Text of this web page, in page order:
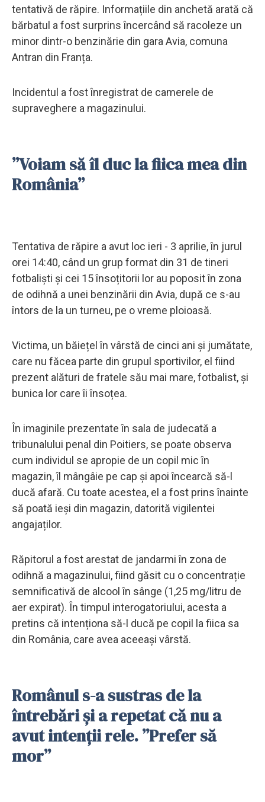
tentativă de răpire. Informațiile din anchetă arată că
bărbatul a fost surprins încercând să racoleze un
minor dintr-o benzinărie din gara Avia, comuna
Antran din Franța.
Incidentul a fost înregistrat de camerele de
supraveghere a magazinului.
”Voiam să îl duc la fiica mea din
România”
Tentativa de răpire a avut loc ieri - 3 aprilie, în jurul
orei 14:40, când un grup format din 31 de tineri
fotbaliști și cei 15 însoțitorii lor au poposit în zona
de odihnă a unei benzinării din Avia, după ce s-au
întors de la un turneu, pe o vreme ploioasă.
Victima, un băiețel în vârstă de cinci ani și jumătate,
care nu făcea parte din grupul sportivilor, el fiind
prezent alături de fratele său mai mare, fotbalist, și
bunica lor care îi însoțea.
În imaginile prezentate în sala de judecată a
tribunalului penal din Poitiers, se poate observa
cum individul se apropie de un copil mic în
magazin, îl mângâie pe cap și apoi încearcă să-l
ducă afară. Cu toate acestea, el a fost prins înainte
să poată ieși din magazin, datorită vigilentei
angajaților.
Răpitorul a fost arestat de jandarmi în zona de
odihnă a magazinului, fiind găsit cu o concentrație
semnificativă de alcool în sânge (1,25 mg/litru de
aer expirat). În timpul interogatoriului, acesta a
pretins că intenționa să-l ducă pe copil la fiica sa
din România, care avea aceeași vârstă.
Românul s-a sustras de la
întrebări și a repetat că nu a
avut intenții rele. ”Prefer să
mor”